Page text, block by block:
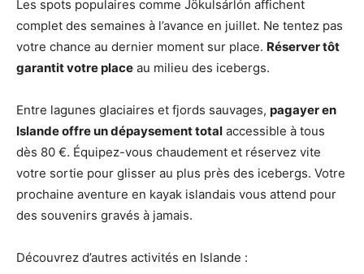
Les spots populaires comme Jökulsárlón affichent
complet des semaines à l’avance en juillet. Ne tentez pas
votre chance au dernier moment sur place. Réserver tôt
garantit votre place au milieu des icebergs.
Entre lagunes glaciaires et fjords sauvages, pagayer en
Islande offre un dépaysement total accessible à tous
dès 80 €. Équipez-vous chaudement et réservez vite
votre sortie pour glisser au plus près des icebergs. Votre
prochaine aventure en kayak islandais vous attend pour
des souvenirs gravés à jamais.
Découvrez d’autres activités en Islande :